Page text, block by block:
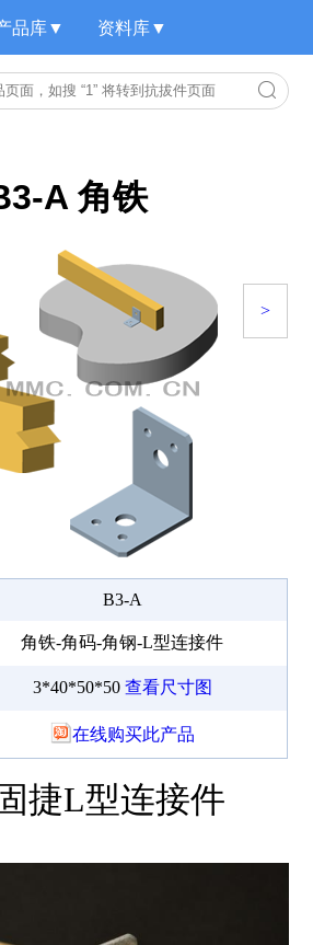
品库▼ 资料库▼
A 角铁
>
B3-A
角铁-角码-角钢-L型连接件
3*40*50*50 查看尺寸图
在线购买此产品
捷L型连接件